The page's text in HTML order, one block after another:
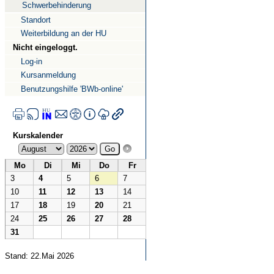
Schwerbehinderung
Standort
Weiterbildung an der HU
Nicht eingeloggt.
Log-in
Kursanmeldung
Benutzungshilfe 'BWb-online'
Kurskalender
Mo Di Mi Do
Fr
3
4 5 6
7
10
11 12 13
14
17
18 19 20
21
24
25 26 27
28
31
Stand: 22.Mai 2026